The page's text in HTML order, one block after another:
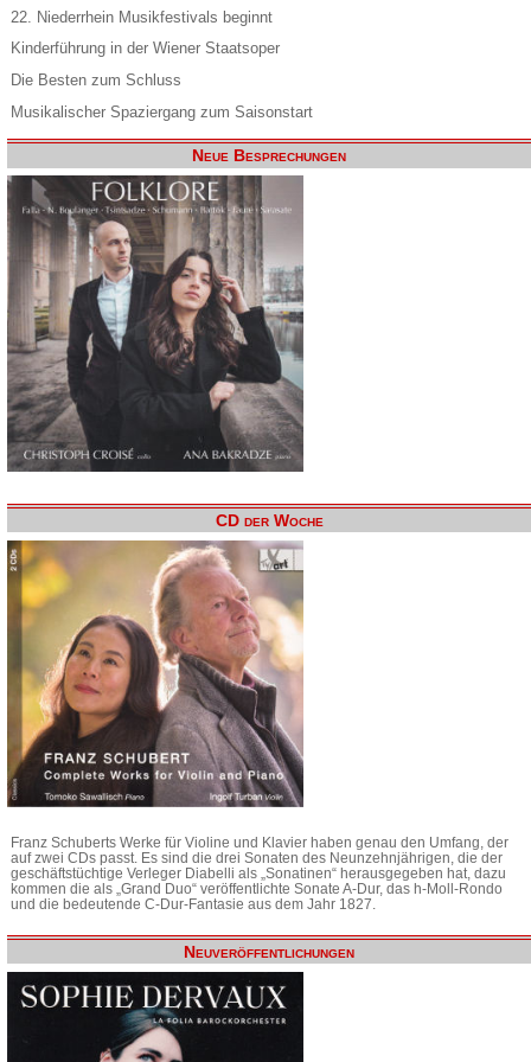
22. Niederrhein Musikfestivals beginnt
Kinderführung in der Wiener Staatsoper
Die Besten zum Schluss
Musikalischer Spaziergang zum Saisonstart
Neue Besprechungen
CD der Woche
Franz Schuberts Werke für Violine und Klavier haben genau den Umfang, der
auf zwei CDs passt. Es sind die drei Sonaten des Neunzehnjährigen, die der
geschäftstüchtige Verleger Diabelli als „Sonatinen“ herausgegeben hat, dazu
kommen die als „Grand Duo“ veröffentlichte Sonate A-Dur, das h-Moll-Rondo
und die bedeutende C-Dur-Fantasie aus dem Jahr 1827.
Neuveröffentlichungen